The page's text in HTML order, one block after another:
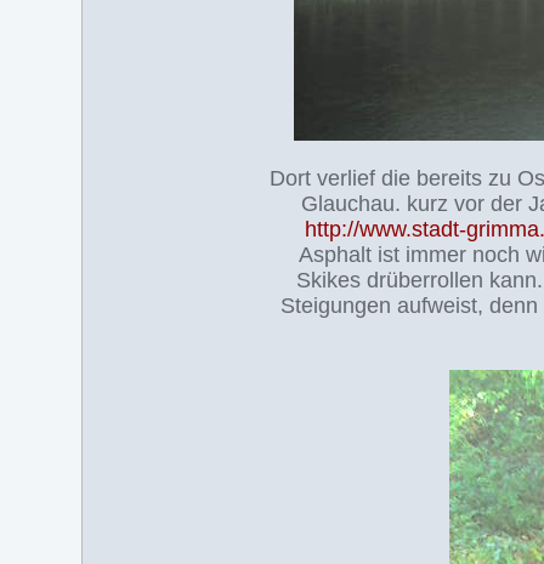
Dort verlief die bereits zu
Glauchau. kurz vor der
http://www.stadt-
Asphalt ist immer noch
Skikes drüberrollen
Steigungen aufweist,